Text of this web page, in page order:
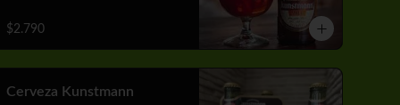
$2.790
Cerveza Kunstmann